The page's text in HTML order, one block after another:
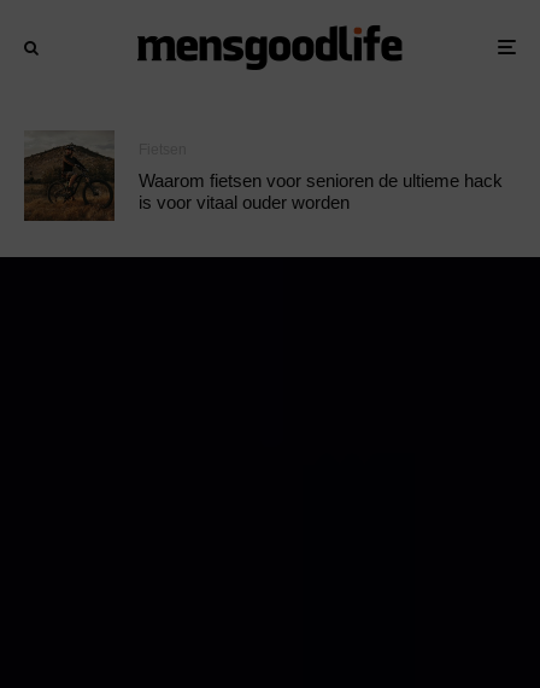
Waarom fietsen voor senioren de ultieme hack
is voor vitaal ouder worden